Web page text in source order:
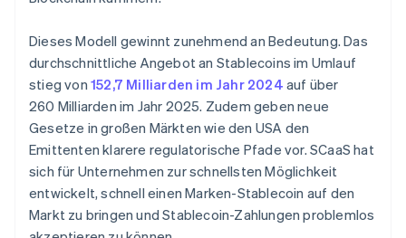
Dieses Modell gewinnt zunehmend an Bedeutung. Das
durchschnittliche Angebot an Stablecoins im Umlauf
stieg von 152,7 Milliarden im Jahr 2024 auf über
260 Milliarden im Jahr 2025. Zudem geben neue
Gesetze in großen Märkten wie den USA den
Emittenten klarere regulatorische Pfade vor. SCaaS hat
sich für Unternehmen zur schnellsten Möglichkeit
entwickelt, schnell einen Marken-Stablecoin auf den
Markt zu bringen und Stablecoin-Zahlungen problemlos